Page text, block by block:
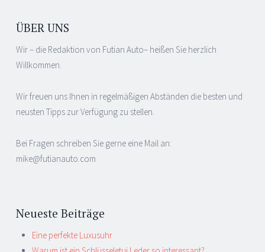
ÜBER UNS
Wir – die Redaktion von Futian Auto– heißen Sie herzlich
Willkommen.
Wir freuen uns Ihnen in regelmäßigen Abständen die besten und
neusten Tipps zur Verfügung zu stellen.
Bei Fragen schreiben Sie gerne eine Mail an:
mike@futianauto.com
Neueste Beiträge
Eine perfekte Luxusuhr